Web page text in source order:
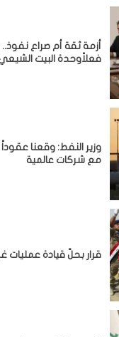
أزمة ثقة أم صراع
فعلاًوحدة البيت
وزير النفط: وقعنا عقوداً
مع شركات عالمية
قرار بحلّ قيادة عمليات